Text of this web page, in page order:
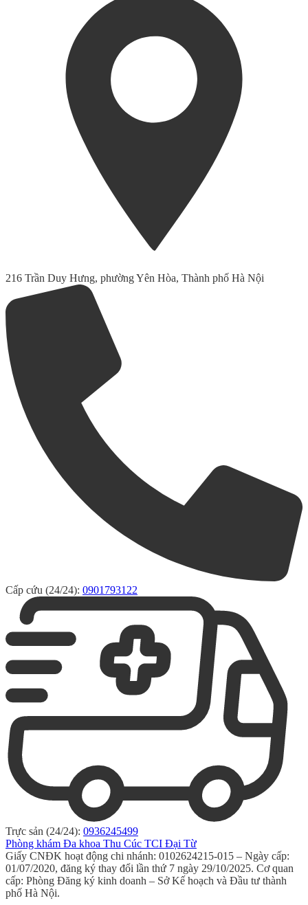
216 Trần Duy Hưng, phường Yên Hòa, Thành phố Hà Nội
Cấp cứu (24/24): 0901793122
Trực sản (24/24): 0936245499
Phòng khám Đa khoa Thu Cúc TCI Đại Từ
Giấy CNĐK hoạt động chi nhánh: 0102624215-015 – Ngày cấp:
01/07/2020, đăng ký thay đổi lần thứ 7 ngày 29/10/2025. Cơ quan
cấp: Phòng Đăng ký kinh doanh – Sở Kế hoạch và Đầu tư thành
phố Hà Nội.